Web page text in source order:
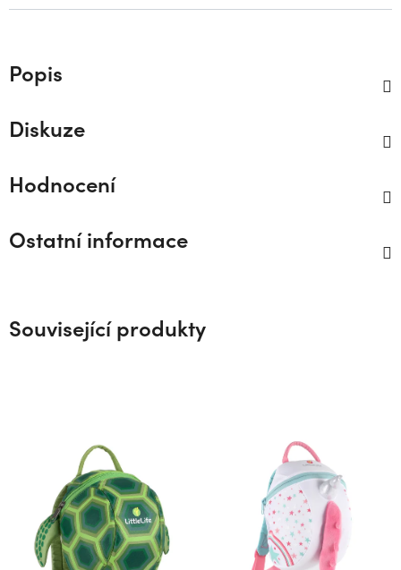
Popis
Diskuze
Hodnocení
Ostatní informace
Související produkty